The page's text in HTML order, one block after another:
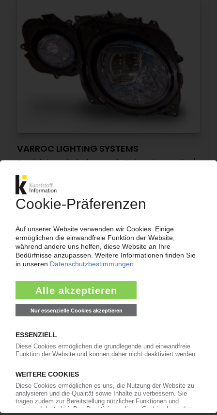
VARROC LIGHTING SYSTEMS
Produktionsniederlassung in Polen eingeweiht /
Beleuchtungssysteme für die
Automobilindustrie
Automobilzulieferer zieht positive Bilanz für 2019
/ Früh auf Trend zur E-Mobilität reagiert
15.01.2020